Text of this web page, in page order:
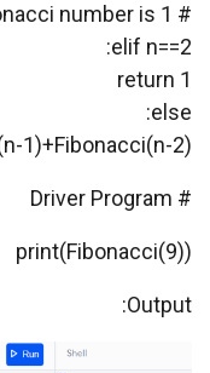
# Second Fibonacci number is 1
elif n==2:
return 1
else:
1)+Fibonacci(n-2)
# Driver Program
print(Fibonacci(9))
Output: